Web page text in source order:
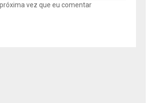
vez que eu comentar